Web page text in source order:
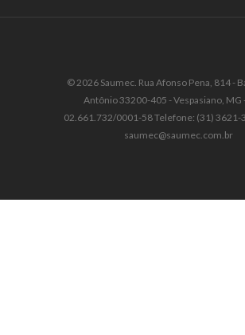
© 2026 Saumec. Rua Afonso Pena, 814 -
Antônio 33200-405 - Vespasiano, MG
02.661.732/0001-58 Telefone: (31) 3621-
saumec@saumec.com.br